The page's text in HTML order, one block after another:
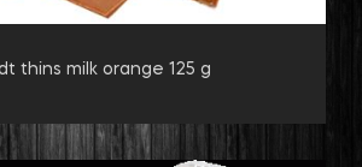
thins milk orange 125 g